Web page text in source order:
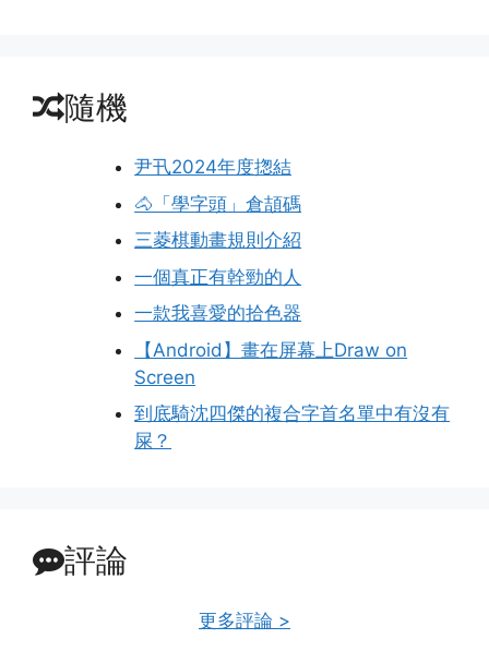
隨機
尹卂2024年度揔結
🐴「學字頭」倉頡碼
三菱棋動畫規則介紹
一個真正有幹勁的人
一款我喜愛的拾色器
【Android】畫在屏幕上Draw on
Screen
到底騎沈四傑的複合字首名單中有沒有
屎？
評論
更多評論 >